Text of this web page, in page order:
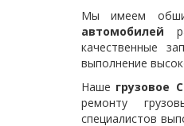
Мы имеем
автомобилей
качественные
выполнение
Наше грузовое
ремонту
специалистов